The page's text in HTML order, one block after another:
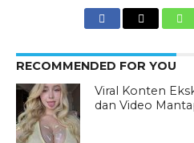
RECOMMENDED FOR YOU
Viral Konten
dan Video